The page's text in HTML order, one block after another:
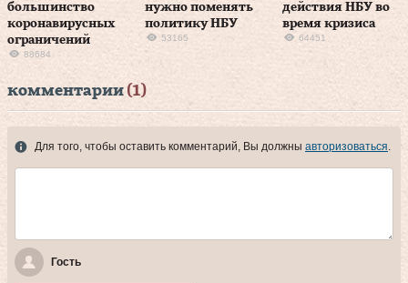
большинство
коронавирусных
ограничений
88684
нужно поменять
политику НБУ
53165
действия НБУ во
время кризиса
64451
комментарии (1)
Для того, чтобы оставить комментарий, Вы должны авторизоваться.
Гость